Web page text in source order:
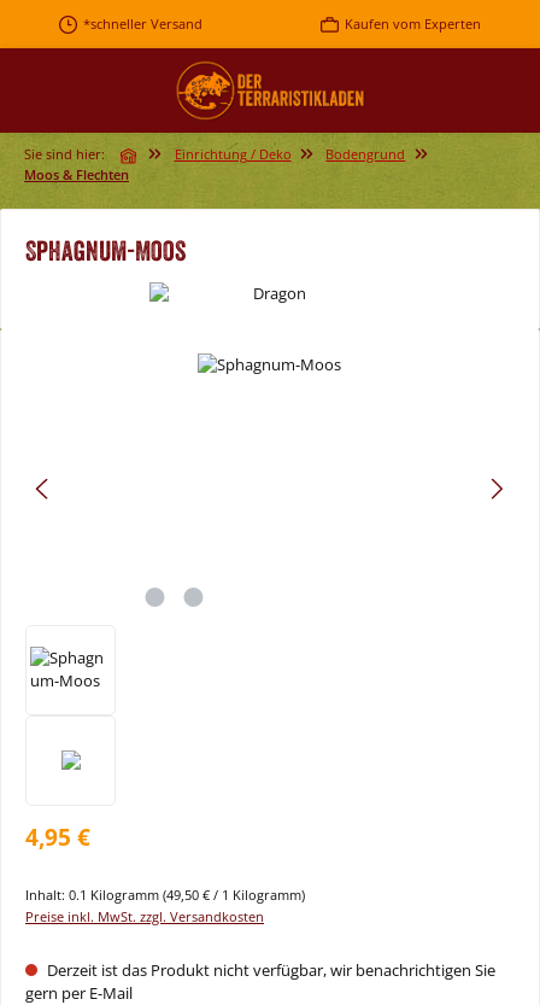
Zum Hauptinhalt springen
*schneller Versand Kaufen vom Experten
Sie sind hier: Einrichtung / Deko
Bodengrund
Moos & Flechten
Sphagnum-Moos
Bildergalerie überspringen
4,95 €
Inhalt: 0.1 Kilogramm (49,50 € / 1 Kilogramm)
Preise inkl. MwSt. zzgl. Versandkosten
Derzeit ist das Produkt nicht verfügbar, wir benachrichtigen Sie
gern per E-Mail